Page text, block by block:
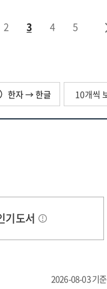
2 3 4 5
한자 → 한글
기도서
2026-08-03 기준